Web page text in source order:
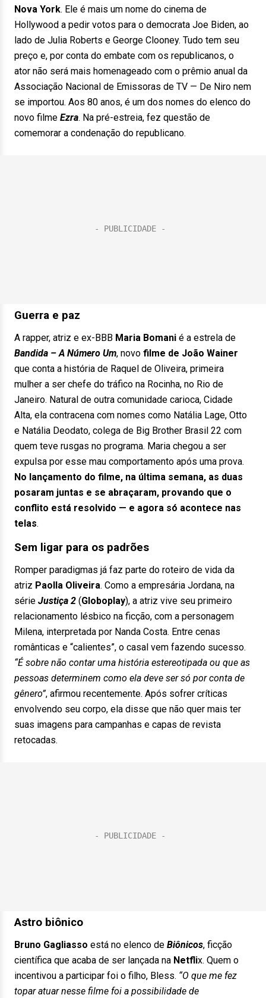
Nova York. Ele é mais um nome do cinema de
Hollywood a pedir votos para o democrata Joe Biden, ao
lado de Julia Roberts e George Clooney. Tudo tem seu
preço e, por conta do embate com os republicanos, o
ator não será mais homenageado com o prêmio anual da
Associação Nacional de Emissoras de TV — De Niro nem
se importou. Aos 80 anos, é um dos nomes do elenco do
novo filme Ezra. Na pré-estreia, fez questão de
comemorar a condenação do republicano.
Guerra e paz
A rapper, atriz e ex-BBB Maria Bomani é a estrela de
Bandida – A Número Um, novo filme de João Wainer
que conta a história de Raquel de Oliveira, primeira
mulher a ser chefe do tráfico na Rocinha, no Rio de
Janeiro. Natural de outra comunidade carioca, Cidade
Alta, ela contracena com nomes como Natália Lage, Otto
e Natália Deodato, colega de Big Brother Brasil 22 com
quem teve rusgas no programa. Maria chegou a ser
expulsa por esse mau comportamento após uma prova.
No lançamento do filme, na última semana, as duas
posaram juntas e se abraçaram, provando que o
conflito está resolvido — e agora só acontece nas
telas.
Sem ligar para os padrões
Romper paradigmas já faz parte do roteiro de vida da
atriz Paolla Oliveira. Como a empresária Jordana, na
série Justiça 2 (Globoplay), a atriz vive seu primeiro
relacionamento lésbico na ficção, com a personagem
Milena, interpretada por Nanda Costa. Entre cenas
românticas e “calientes”, o casal vem fazendo sucesso.
“É sobre não contar uma história estereotipada ou que as
pessoas determinem como ela deve ser só por conta de
gênero”, afirmou recentemente. Após sofrer críticas
envolvendo seu corpo, ela disse que não quer mais ter
suas imagens para campanhas e capas de revista
retocadas.
Astro biônico
Bruno Gagliasso está no elenco de Biônicos, ficção
científica que acaba de ser lançada na Netflix. Quem o
incentivou a participar foi o filho, Bless. “O que me fez
topar atuar nesse filme foi a possibilidade de